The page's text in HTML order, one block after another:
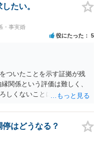
益として成功報酬を算定す
ない面もあるように思いま
ムチャージを併用したり、
で調整したり、できるだけ
インセンティブが働きにく
枚舌を避けつつ、勝訴イン
主張額を鵜呑みにした排除
反対の立場であれば、２～
いくらくらいかを提示した
ので、やはり難点がありま
たい。
・事実婚
役にたった 5
ついたことを示す証拠が残
関係という評価は難しく、
しくないことにご留意なさ
はどうなる？